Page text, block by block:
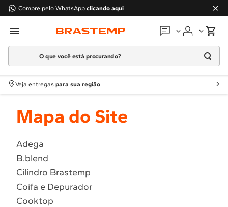
Compre pelo WhatsApp clicando aqui
Em que podemos
Atendimento Brastemp
O que você está procurando?
Termos mais buscados
1º Geladeira
2
Fogao
4 º Lava Louça
5 º Cooktop
6º Microondas Brastemp
7º Forno
8º Embutir
Veja entregas para sua região
Mapa do Site
Adega
B.blend
Cilindro Brastemp
Coifa e Depurador
Cooktop